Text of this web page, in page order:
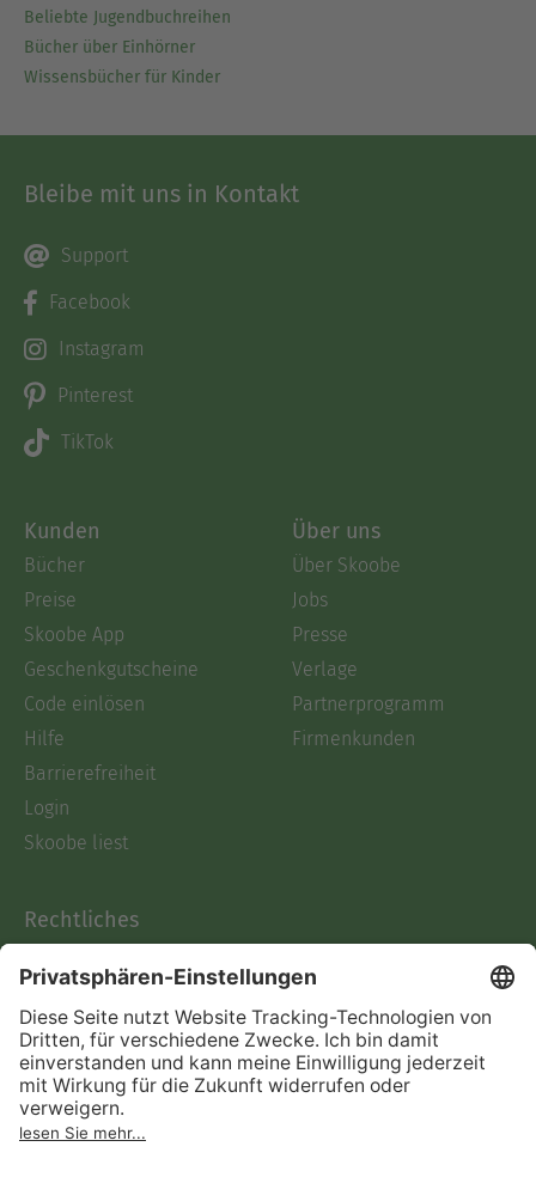
Beliebte Jugendbuchreihen
Bücher über Einhörner
Wissensbücher für Kinder
Bleibe mit uns in Kontakt
Support
Facebook
Instagram
Pinterest
TikTok
Kunden
Bücher
Preise
Skoobe App
Geschenkgutscheine
Code einlösen
Hilfe
Barrierefreiheit
Login
Skoobe liest
Über uns
Über Skoobe
Jobs
Presse
Verlage
Partnerprogramm
Firmenkunden
Rechtliches
AGB
Informationen nach Data
Act
Verträge hier kündigen
Impressum